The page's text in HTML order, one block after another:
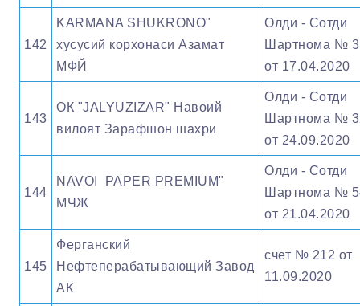
142
KARMANA SHUKRONO"
хусусий корхонаси Азамат
МФЙ
Олди - Сотди
Шартнома № 3
от 17.04.2020
143
ОК "JALYUZIZAR" Навоий
вилоят Зарафшон шахри
Олди - Сотди
Шартнома №
от 24.09.2020
144
NAVOI PAPER PREMIUM"
МЧЖ
Олди - Сотди
Шартнома №
от 21.04.2020
145
Ферганский
Нефтеперабатывающий Завод
АК
счет № 212 от
11.09.2020